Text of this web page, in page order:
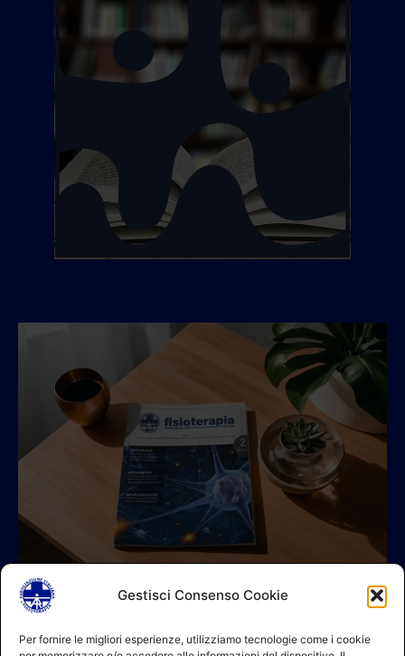
Gestisci Consenso Cookie
Per fornire le migliori esperienze, utilizziamo tecnologie come i cookie